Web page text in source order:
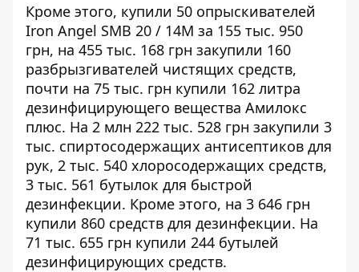
Кроме этого, купили 50 опрыскивателей
Iron Angel SMB 20 / 14M за 155 тыс. 950
грн, на 455 тыс. 168 грн закупили 160
разбрызгивателей чистящих средств,
почти на 75 тыс. грн купили 162 литра
дезинфицирующего вещества Амилокс
плюс. На 2 млн 222 тыс. 528 грн закупили 3
тыс. спиртосодержащих антисептиков для
рук, 2 тыс. 540 хлоросодержащих средств,
3 тыс. 561 бутылок для быстрой
дезинфекции. Кроме этого, на 3 646 грн
купили 860 средств для дезинфекции. На
71 тыс. 655 грн купили 244 бутылей
дезинфицирующих средств.